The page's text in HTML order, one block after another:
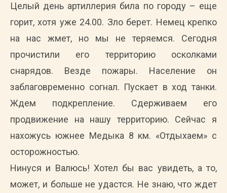
Целый день артиллерия била по городу – еще
горит, хотя уже 24.00. Зло берет. Немец крепко
на нас жмет, но мы не теряемся. Сегодня
прочистили его территорию осколками
снарядов. Везде пожары. Население он
заблаговременно согнал. Пускает в ход танки.
Ждем подкрепление. Сдерживаем его
продвижение на нашу территорию. Сейчас я
нахожусь южнее Медыка 8 км. «Отдыхаем» с
осторожностью.
Нинуся и Валюсь! Хотел бы вас увидеть, а то,
может, и больше не удастся. Не знаю, что ждет